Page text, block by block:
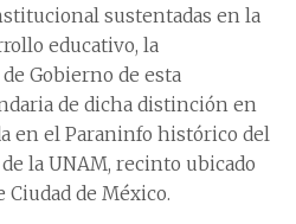
sustentadas en la
educativo, la
Gobierno de esta
de dicha distinción en
en el Paraninfo histórico del
la UNAM, recinto ubicado
de México.